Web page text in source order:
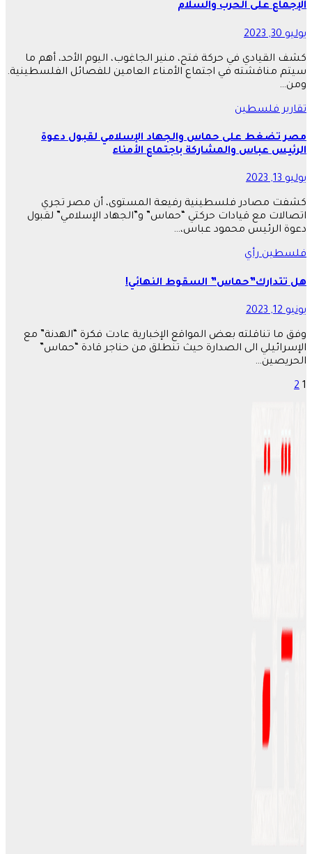
الإجماع على الحرب والسلام
يوليو 30, 2023
كشف القيادي في حركة فتح، منير الجاغوب، اليوم الأحد، أهم ما
سيتم مناقشته في اجتماع الأمناء العامين للفصائل الفلسطينية.
ومن…
تقاريرفلسطين
مصر تضغط على حماس والجهاد الإسلامي لقبول دعوة
الرئيس عباس والمشاركة باجتماع الأمناء
يوليو 13, 2023
كشفت مصادر فلسطينية رفيعة المستوى، أن مصر تجري
اتصالات مع قيادات حركتي “حماس” و”الجهاد الإسلامي” لقبول
دعوة الرئيس محمود عباس،…
فلسطينرأي
هل تتدارك”حماس” السقوط النهائي!
يونيو 12, 2023
وفق ما تناقلته بعض المواقع الإخبارية عادت فكرة “الهدنة” مع
الإسرائيلي الى الصدارة حيث تنطلق من حناجر قادة “حماس”
الحريصين…
تعدد1
2